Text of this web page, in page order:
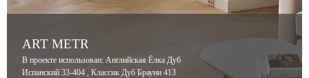
ART METR
В проекте использован: Английская Ёлка Дуб
Испанский 33-404 , Классик Дуб Брауни 413